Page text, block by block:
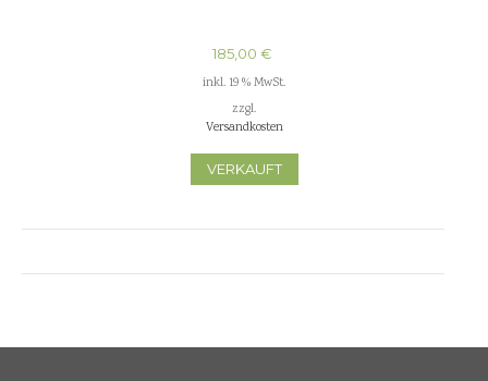
185,00 €
inkl. 19 % MwSt.
zzgl.
Versandkosten
VERKAUFT